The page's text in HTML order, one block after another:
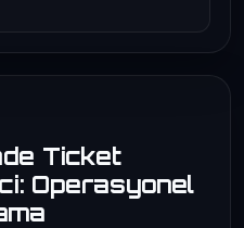
Ticket
Operasyonel